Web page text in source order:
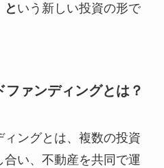
と いう新しい投資の形で
ァンディングとは？
ングとは、複数の投資
い、不動産を共同で運